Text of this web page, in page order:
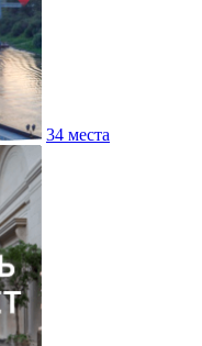
34 места